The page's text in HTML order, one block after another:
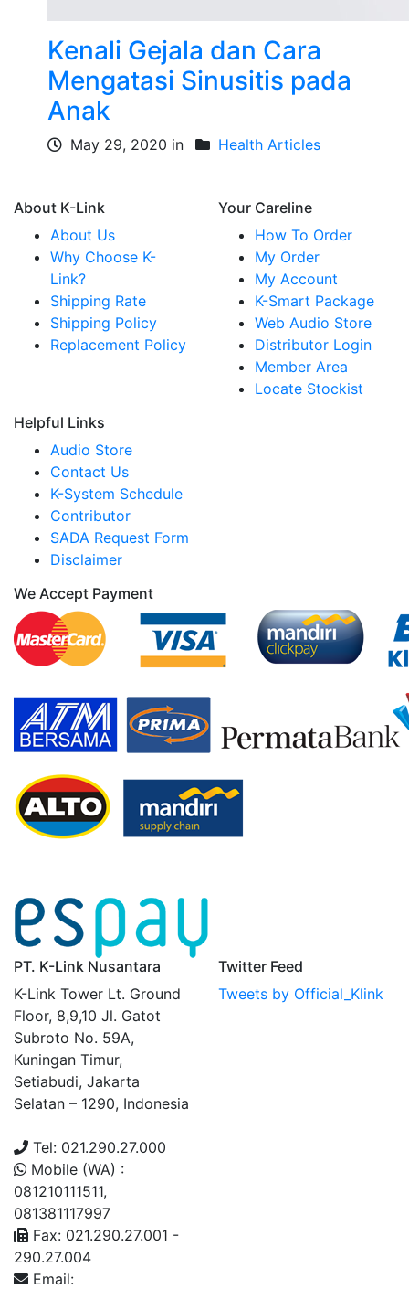
Kenali Gejala dan Cara
Mengatasi Sinusitis pada
Anak
May 29, 2020 in Health Articles
About K-Link
About Us
Why Choose K-
Link?
Shipping Rate
Shipping Policy
Replacement Policy
Your Careline
How To Order
My Order
My Account
K-Smart Package
Web Audio Store
Distributor Login
Member Area
Locate Stockist
Helpful Links
Audio Store
Contact Us
K-System Schedule
Contributor
SADA Request Form
Disclaimer
We Accept Payment
PT. K-Link Nusantara
K-Link Tower Lt. Ground
Floor, 8,9,10 Jl. Gatot
Subroto No. 59A,
Kuningan Timur,
Setiabudi, Jakarta
Selatan – 1290, Indonesia
Tel: 021.290.27.000
Mobile (WA) :
081210111511,
081381117997
Fax: 021.290.27.001 -
290.27.004
Email:
Twitter Feed
Tweets by Official_Klink